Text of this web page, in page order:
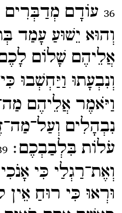
36 עוֹדָם
וְהוּא יֵשׁוּעַ עָמַד
אֲלֵיהֶם שָׁלוֹם
וְנִבְעָתוּ וַיַּחְשְׁבוּ
וַיֹּאמֶר אֲלֵיהֶם
נִבְהָלִים
עֹלוֹת בִּלְבַבְכֶם׃
וְאֶת־​רַגְלַי כִּי
וּרְאוּ כִּי רוּחַ